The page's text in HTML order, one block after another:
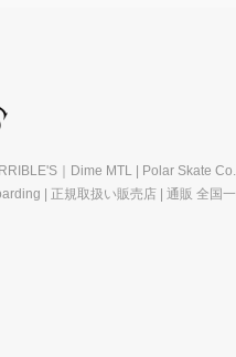
｜Dime MTL | Polar Skate Co.
| 正規取扱い販売店 | 通販 全国